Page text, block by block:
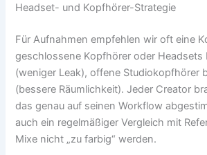
Headset- und Kopfhörer-Strategie
Für Aufnahmen empfehlen wir oft eine
geschlossene Kopfhörer oder Headsets
(weniger Leak), offene Studiokopfhörer
(bessere Räumlichkeit). Jeder Creator
das genau auf seinen Workflow
auch ein regelmäßiger Vergleich mit
Mixe nicht „zu farbig“ werden.